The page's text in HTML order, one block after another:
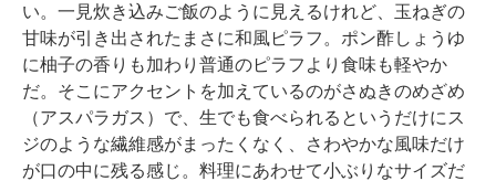
い。一見炊き込みご飯のように見えるけれど、玉ねぎの
甘味が引き出されたまさに和風ピラフ。ポン酢しょうゆ
に柚子の香りも加わり普通のピラフより食味も軽やか
だ。そこにアクセントを加えているのがさぬきのめざめ
（アスパラガス）で、生でも食べられるというだけにス
ジのような繊維感がまったくなく、さわやかな風味だけ
が口の中に残る感じ。料理にあわせて小ぶりなサイズだ